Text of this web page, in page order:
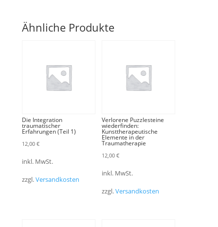
Ähnliche Produkte
Die Integration
traumatischer
Erfahrungen (Teil 1)
12,00 €
inkl. MwSt.
zzgl.Versandkosten
Verlorene Puzzlesteine
wiederfinden:
Kunsttherapeutische
Elemente in der
Traumatherapie
12,00 €
inkl. MwSt.
zzgl.Versandkosten